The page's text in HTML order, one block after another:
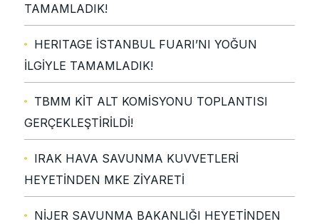
TAMAMLADIK!
HERITAGE İSTANBUL FUARI’NI YOĞUN
İLGİYLE TAMAMLADIK!
TBMM KİT ALT KOMİSYONU TOPLANTISI
GERÇEKLEŞTİRİLDİ!
IRAK HAVA SAVUNMA KUVVETLERİ
HEYETİNDEN MKE ZİYARETİ
NİJER SAVUNMA BAKANLIĞI HEYETİNDEN